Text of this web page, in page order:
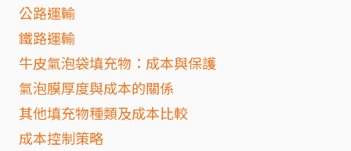
公路運輸
鐵路運輸
牛皮氣泡袋填充物：成本與保護
氣泡膜厚度與成本的關係
其他填充物種類及成本比較
成本控制策略